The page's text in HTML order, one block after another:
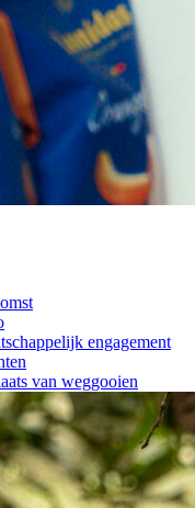
engagement
van weggooien